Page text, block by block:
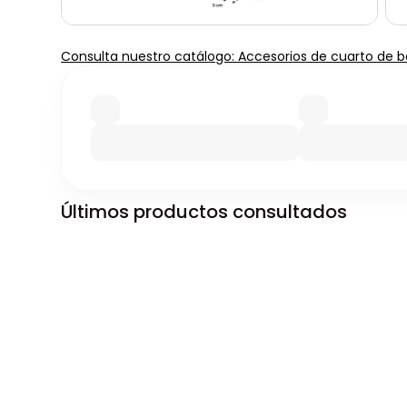
Consulta nuestro catálogo: Accesorios de cuarto de
Últimos productos consultados